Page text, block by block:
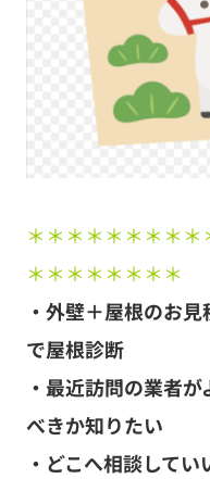
＊＊＊＊＊＊＊＊
＊＊＊＊＊＊＊＊
・外壁＋屋根のお
で屋根診断
・最近訪問の業者
べきか知りたい
・どこへ相談して